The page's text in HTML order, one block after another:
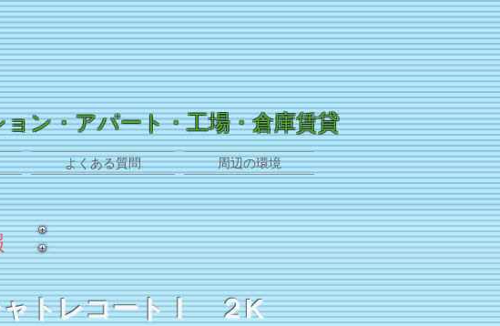
ン・アパート・工場・倉庫賃貸
よくある質問 周辺の環境
ャトレコートⅠ ２K